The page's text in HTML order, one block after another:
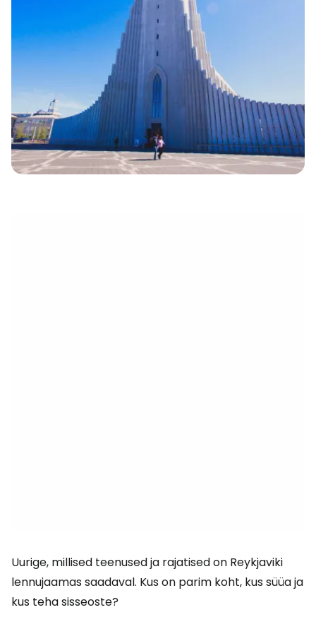
Uurige, millised teenused ja rajatised on Reykjaviki
lennujaamas saadaval. Kus on parim koht, kus süüa ja
kus teha sisseoste?